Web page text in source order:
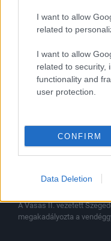
I want to allow
related to
I want to allow
related to security,
functionality and
user protection.
CONFIRM
Data Deletion
A Vasas II. vezetett
megakadályozta a